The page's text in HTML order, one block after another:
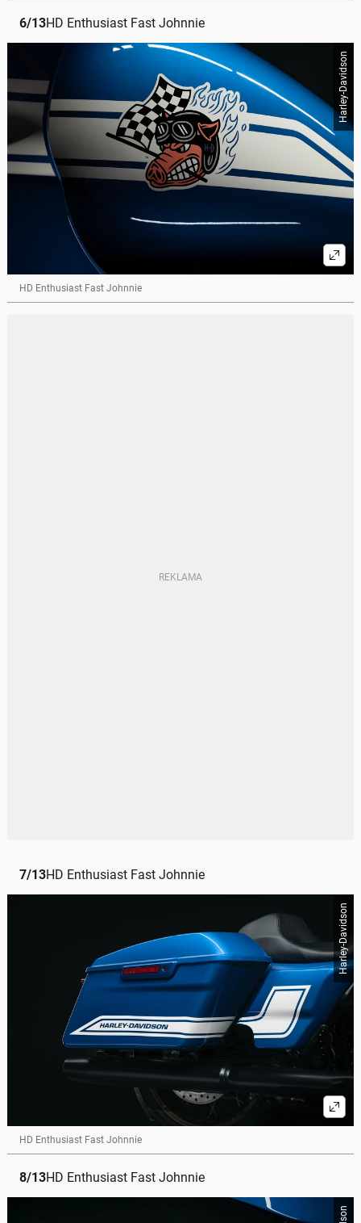
6/13HD Enthusiast Fast Johnnie
Harley-Davidson
HD Enthusiast Fast Johnnie
7/13HD Enthusiast Fast Johnnie
Harley-Davidson
HD Enthusiast Fast Johnnie
8/13HD Enthusiast Fast Johnnie